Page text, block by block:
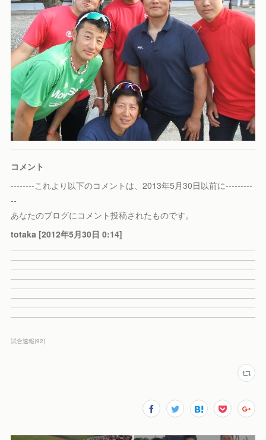
コメント
--------これより以下のコメントは、2013年5月30日以前に---------
--
あなたのブログにコメント投稿されたものです。
totaka [2012年5月30日 0:14]
試合速報(92)